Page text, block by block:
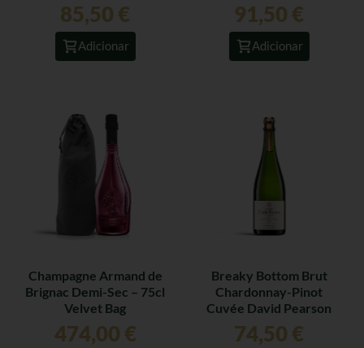
85,50 €
Adicionar
91,50 €
Adicionar
Champagne Armand de
Brignac Demi-Sec – 75cl
Velvet Bag
474,00 €
Breaky Bottom Brut
Chardonnay-Pinot
Cuvée David Pearson
2015 – 75cl
74,50 €